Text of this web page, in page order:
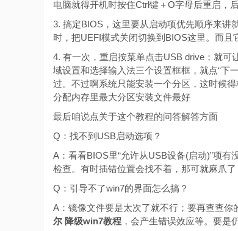
电脑就得开机时按住Ctrl键＋O字母后重启，
3. 搞定BIOS，这里要从启动项优先顺序来讲
时，把UEFI模式关闭切换到BIOS这里。而且
4. 有一次，重启按菜单点击USB drive；就可
域设置和选择输入法三个设置框框，就点“下
过。不过啊系统只能安装一个分区，这时候
分配内存里最大分区安装文件最好
最后咱说点关于这个教程的问答解答方面
Q：找不到USB启动选项？
A：看看BIOS里“允许从USB设备(启动)”项
检查。有时插错位置会找不着，那可就麻爪了
Q：引导不了win7的界面怎么搞？
A：镜像文件要是太次了就不行；要再查查
尔 降级win7教程 ，会产生错误效应等。要是